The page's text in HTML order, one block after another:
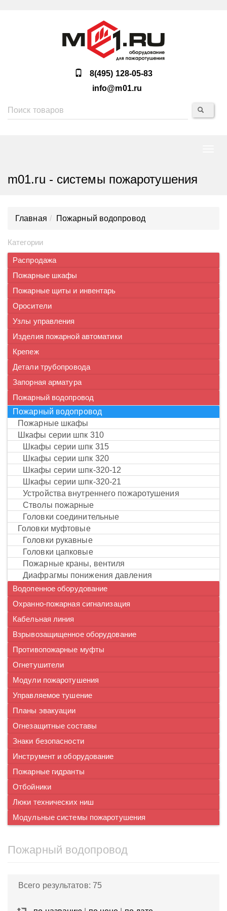
8(495) 128-05-83
info@m01.ru
m01.ru - системы пожаротушения
Главная Пожарный водопровод
Категории
Распродажа
Пожарные шкафы
Пожарные щиты и инвентарь
Оросители
Узлы управления
Изделия пожарной автоматики
Крепеж
Детали трубопровода
Запорная арматура
Пожарный водопровод
пожарный водопровод
пожарные шкафы
шкафы серии шпк 310
шкафы серии шпк 315
шкафы серии шпк 320
шкафы серии шпк-320-12
шкафы серии шпк-320-21
устройства внутреннего пожаротушения
стволы пожарные
головки соединительные
головки муфтовые
головки рукавные
головки цапковые
пожарные краны, вентиля
диафрагмы понижения давления
Водопенное оборудование
Охранно-пожарная сигнализация
Кабельная линия
Взрывозащищенное оборудование
Противопожарные муфты
Огнетушители
Модули пожаротушения
Управляемое тушение
Планы эвакуации
Огнезащитные составы
Знаки безопасности
Инструмент и оборудование
Пожарные гидранты
Отбойники
Люки технических ниш
Модульные системы пожаротушения
Пожарный водопровод
Всего результатов: 75